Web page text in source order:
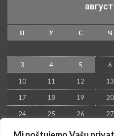
П У С Ч
3 4 5 6
10 11 12 13
17 18 19 20
24 25 26 27
31